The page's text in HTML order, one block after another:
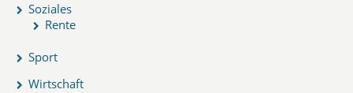
Soziales
Rente
Sport
Wirtschaft